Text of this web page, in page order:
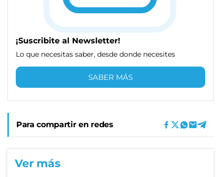
¡Suscribite al Newsletter!
Lo que necesitas saber, desde donde necesites
SABER MÁS
Para compartir en redes
Ver más